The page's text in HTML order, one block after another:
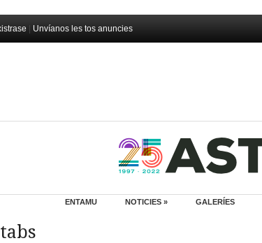
Unvíanos les tos anuncies
ENTAMU NOTICIES » GALERÍES